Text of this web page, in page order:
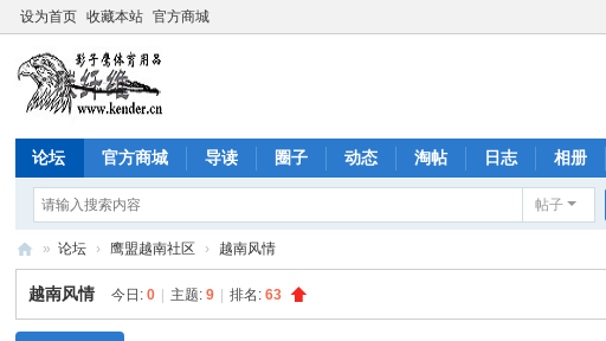
设为首页 收藏本站 官方商城
论坛 官方商城 导读 圈子 动态 淘帖 日志 相册
帖子
影
子
» 论坛 › 鹰盟越南社区 › 越南风情
越南风情 今日:0 主题:9 排名:63